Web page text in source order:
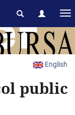
English
public